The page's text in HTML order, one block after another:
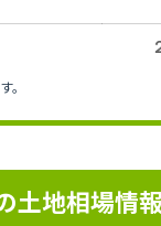
。
土地相場情